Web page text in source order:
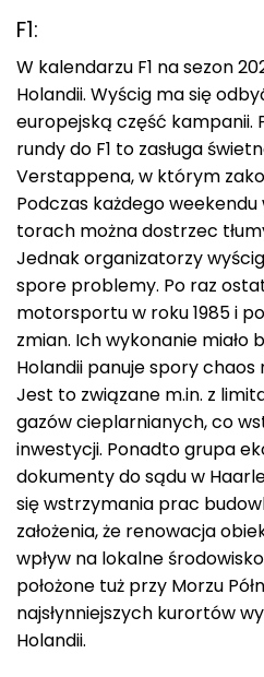
F1:
W kalendarzu F1 na sezon
Holandii. Wyścig ma się
europejską część kampanii.
rundy do F1 to zasługa
Verstappena, w którym
Podczas każdego
torach można dostrzec
Jednak organizatorzy
spore problemy. Po raz
motorsportu w roku 1985 i
zmian. Ich wykonanie
Holandii panuje spory
Jest to związane m.in. z
gazów cieplarnianych, co
inwestycji. Ponadto grupa
dokumenty do sądu w
się wstrzymania prac
założenia, że renowacja
wpływ na lokalne
położone tuż przy Morzu
najsłynniejszych kurortów
Holandii.